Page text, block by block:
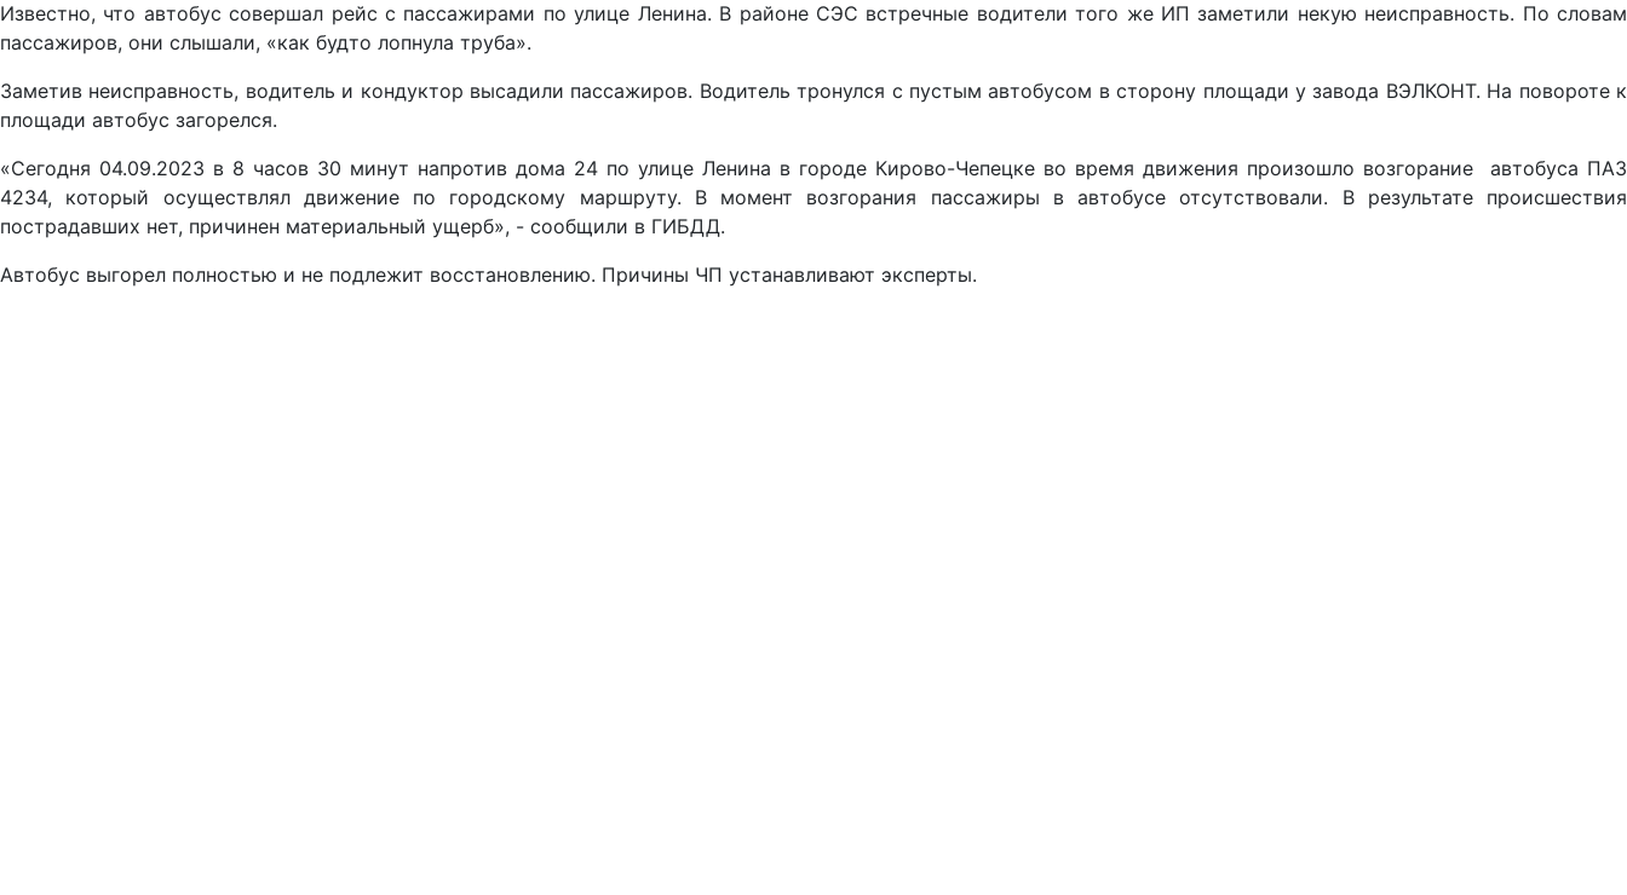
Известно, что автобус совершал рейс с пассажирами по улице Ленина. В районе СЭС встречные водители того же ИП заметили некую неисправность. По словам
пассажиров, они слышали, «как будто лопнула труба».
Заметив неисправность, водитель и кондуктор высадили пассажиров. Водитель тронулся с пустым автобусом в сторону площади у завода ВЭЛКОНТ. На повороте к
площади автобус загорелся.
«Сегодня 04.09.2023 в 8 часов 30 минут напротив дома 24 по улице Ленина в городе Кирово-Чепецке во время движения произошло возгорание автобуса ПАЗ
4234, который осуществлял движение по городскому маршруту. В момент возгорания пассажиры в автобусе отсутствовали. В результате происшествия
пострадавших нет, причинен материальный ущерб», - сообщили в ГИБДД.
Автобус выгорел полностью и не подлежит восстановлению. Причины ЧП устанавливают эксперты.